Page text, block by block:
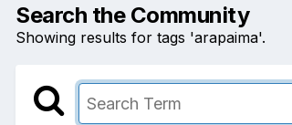
Search the Community
Showing results for tags 'arapaima'.